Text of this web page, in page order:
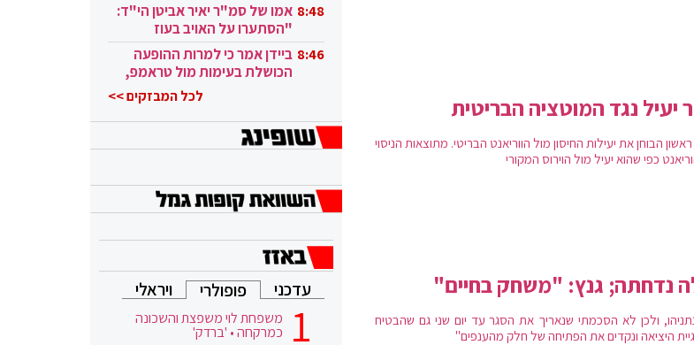
יעיל נגד המוטציה הבריטית
הבוחן את יעילות החיסון מול הווריאנט הבריטי. מתוצאות הניסוי
כפי שהוא יעיל מול הוירוס המקורי
נדחתה; גנץ: "משחק בחיים"
ולכן לא הסכמתי שנאריך את הסגר עד יום שני גם שהבטיח
היציאה ונקדים את הפתיחה של חלק מהענפים"
8:48 אמו של סמ"ר יאיר אביטן הי"ד:
"הסתערו על האויב בעוז
ובגבורה" 8:46 ביידן אמר כי למרות ההופעה
הכושלת בעימות מול טראמפ,
לכל המבזקים >>
עדכני פופולרי ויראלי
משפחת לוי משפצת והשכונה
כמרקחה • 'ברדק'